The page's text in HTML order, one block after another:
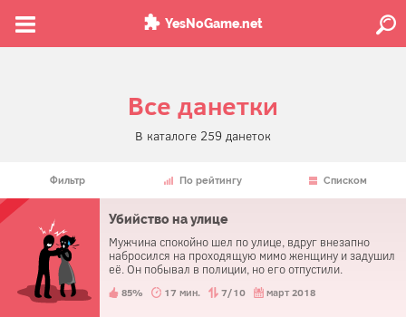
YesNoGame.net
Все данетки
В каталоге 259 данеток
Фильтр По рейтингу Списком
Убийство на улице
Мужчина спокойно шел по улице, вдруг внезапно
набросился на проходящую мимо женщину и задушил
её. Он побывал в полиции, но его отпустили.
85% 17 мин. 7/10 март 2018